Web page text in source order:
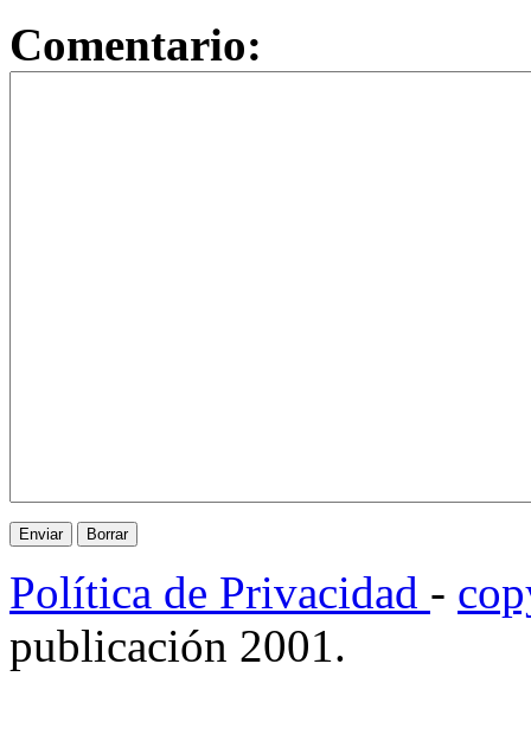
Comentario:
Política de Privacidad -
publicación 2001.